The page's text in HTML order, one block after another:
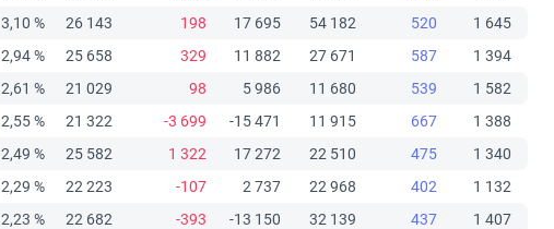
3,10 % 26 143 198 17 695 54 182 520
1 645
2,94 % 25 658 329 11 882 27 671 587
1 394
2,61 % 21 029 98 5 986 11 680 539
1 582
2,55 % 21 322 -3 699 -15 471 11 915 667
1 388
2,49 % 25 582 1 322 17 272 22 510 475
1 340
2,29 % 22 223 -107 2 737 22 968 402
1 132
2,23 % 22 682 -393 -13 150 32 139 437
1 407